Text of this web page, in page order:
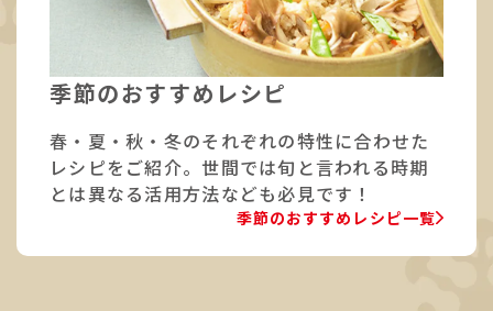
季節のおすすめレシピ
春・夏・秋・冬のそれぞれの特性に合わせた
レシピをご紹介。世間では旬と言われる時期
とは異なる活用方法なども必見です！
季節のおすすめレシピ一覧